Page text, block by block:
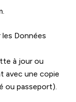
les Données
à jour ou
avec une copie
ou passeport).